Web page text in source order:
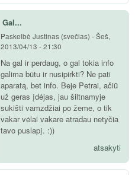
Gal...
Paskelbė Justinas (svečias) -Šeš,
2013/04/13 - 21:30
Na gal ir perdaug, o gal tokia info
galima būtu ir nusipirkti? Ne pati
aparatą, bet info. Beje Petrai, ačiū
už geras įdėjas, jau šiltnamyje
sukišti vamzdžiai po žeme, o tik
vakar vėlai vakare atradau netyčia
tavo puslapį. :))
atsakyti